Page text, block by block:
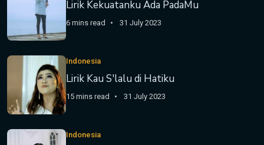
Lirik Kekuatanku Ada PadaMu
6 mins read 31 July 2023
Indonesia
Lirik Kau S'lalu di Hatiku
15 mins read 31 July 2023
Indonesia